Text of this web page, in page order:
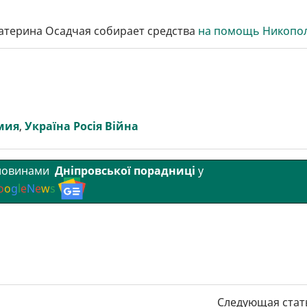
Осадчая собирает средства на помощь
, Україна Росія Війна
Дніпровської порадниці у
ogleNews
Следующая